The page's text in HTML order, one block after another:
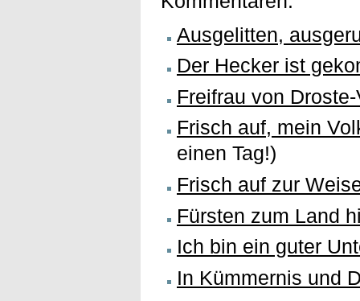
Ausgelitten,
Der Hecker ist
Freifrau von
Frisch auf, mein
einen Tag!)
Frisch auf zur
Fürsten zum Land
Ich bin ein guter
In Kümmernis und